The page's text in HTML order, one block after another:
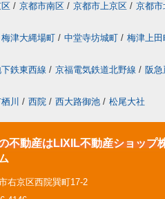
/ 京都市南区 / 京都市上京区 / 京都市
梅津大縄場町 / 中堂寺坊城町 / 梅津上田
鉄東西線 / 京福電気鉄道北野線 / 阪急
川 / 西院 / 西大路御池 / 松尾大社
不動産はLIXIL不動産ショップ
右京区西院巽町17-2